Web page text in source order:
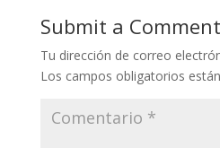
Submit a Comment
Tu dirección de correo
Los campos obligatorios